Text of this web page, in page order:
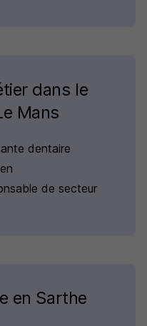
dans le
Mans
dentaire
de secteur
en Sarthe